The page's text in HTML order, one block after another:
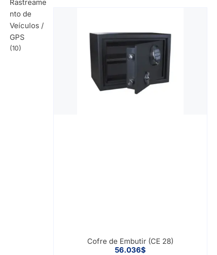
Rastreame
nto de
Veículos /
GPS
(10)
Cofre de Embutir (CE 28)
56.036$